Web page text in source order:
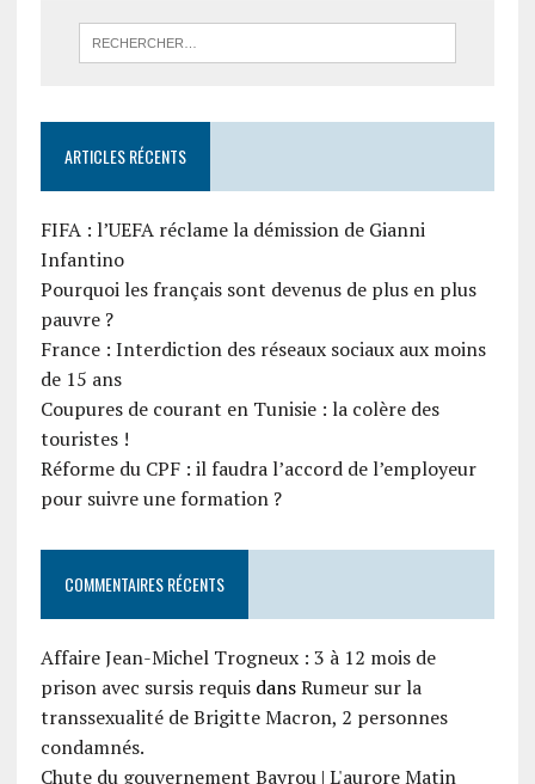
ARTICLES RÉCENTS
FIFA : l’UEFA réclame la démission de Gianni
Infantino
Pourquoi les français sont devenus de plus en plus
pauvre ?
France : Interdiction des réseaux sociaux aux moins
de 15 ans
Coupures de courant en Tunisie : la colère des
touristes !
Réforme du CPF : il faudra l’accord de l’employeur
pour suivre une formation ?
COMMENTAIRES RÉCENTS
Affaire Jean-Michel Trogneux : 3 à 12 mois de
prison avec sursis requisdansRumeur sur la
transsexualité de Brigitte Macron, 2 personnes
condamnés.
Chute du gouvernement Bayrou | L'aurore Matin